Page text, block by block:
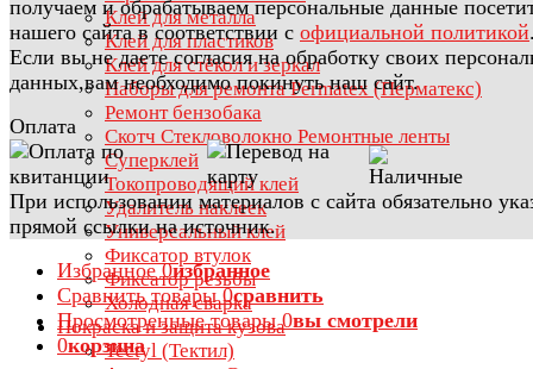
Клей для металла
Клей для пластиков
Клей для стёкол и зеркал
Наборы для ремонта Permatex (Перматекс)
Ремонт бензобака
Скотч Стекловолокно Ремонтные ленты
Суперклей
Токопроводящий клей
Удалитель наклеек
Универсальный клей
Фиксатор втулок
Фиксатор резьбы
Холодная сварка
Покраска и защита кузова
Tectyl (Тектил)
получаем и обрабатываем персональные данные
нашего сайта в соответствии с официальной политикой
Если вы не даете согласия на обработку своих
данных,вам необходимо покинуть наш сайт.
Оплата
При использовании материалов с сайта обязательно
прямой ссылки на источник.
Избранное 0избранное
Сравнить товары 0сравнить
Просмотренные товары 0вы смотрели
0корзина